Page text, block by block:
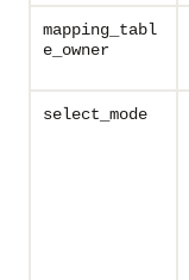
mapping_tabl
e_owner
select_mode